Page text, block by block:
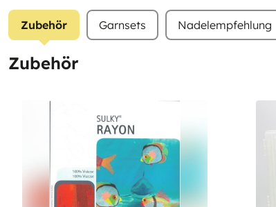
Zubehör Garnsets Nadelempfehlung
Zubehör